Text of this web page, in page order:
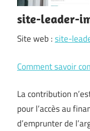
site-leader-
Site web :site-
Comment savoir
La contribution
pour l’accès au
d’emprunter de